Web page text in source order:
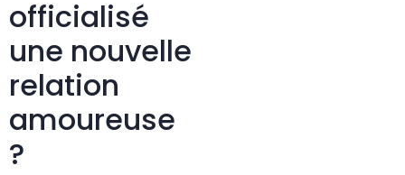
officialisé
une nouvelle
relation
amoureuse
?